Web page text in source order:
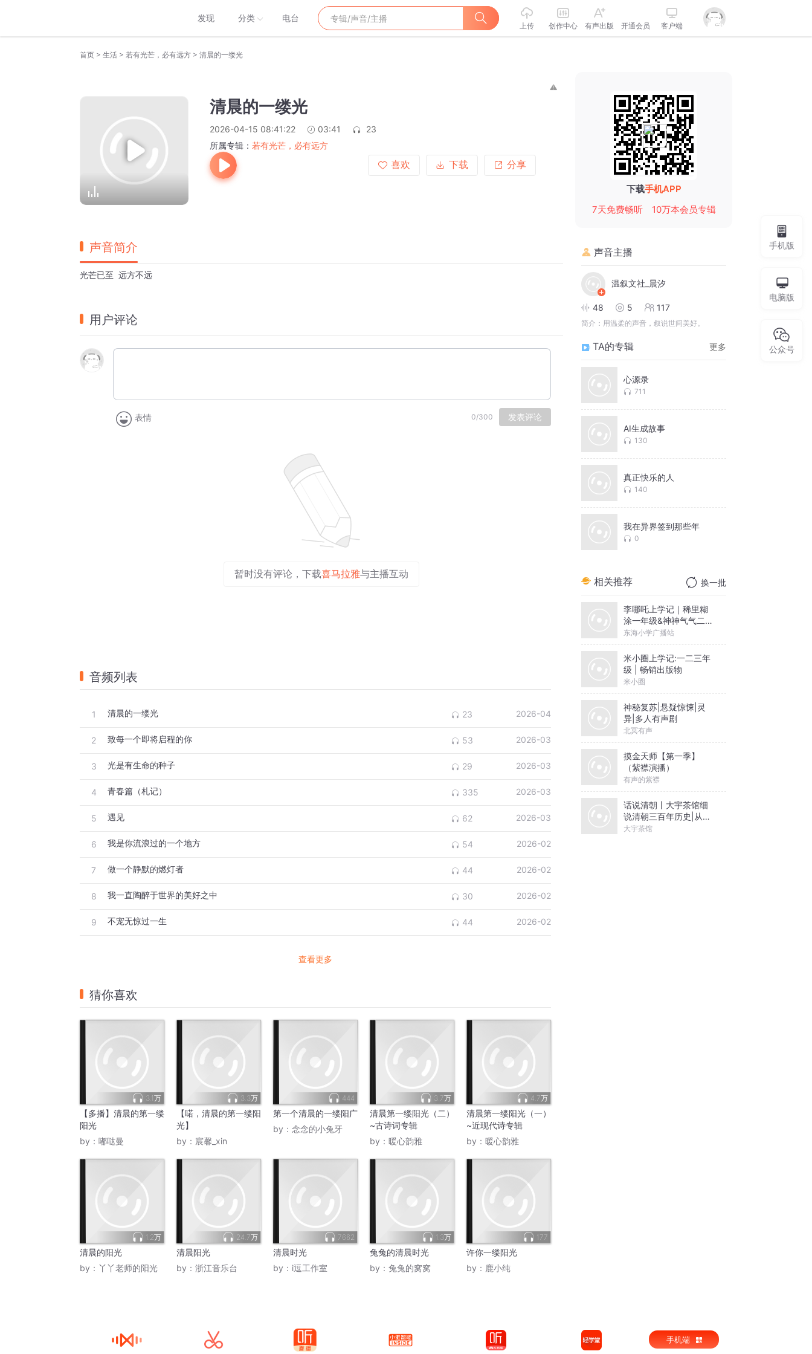
发现 分类 电台
上传 创作中心 有声出版 开通会员 客户端
首页 > 生活 > 若有光芒，必有远方 > 清晨的一缕光
清晨的一缕光
2026-04-15 08:41:22 03:41
23
所属专辑： 若有光芒，必有远方
喜欢
下载 分享
声音简介
光芒已至  远方不远
用户评论
表情 0/300 发表评论
暂时没有评论，下载喜马拉雅与主播互动
音频列表
1 清晨的一缕光 23 2026-04
2 致每一个即将启程的你 53 2026-03
3 光是有生命的种子 29 2026-03
4 青春篇（札记） 335 2026-03
5 遇见 62 2026-03
6 我是你流浪过的一个地方 54 2026-02
7 做一个静默的燃灯者 44 2026-02
8 我一直陶醉于世界的美好之中 30 2026-02
9 不宠无惊过一生 44 2026-02
查看更多
猜你喜欢
3.1万
【多播】清晨的第一缕
阳光
by： 嘟哒曼
3.3万
【喏，清晨的第一缕阳
光】
by： 宸馨_xin
444
第一个清晨的一缕阳广
by： 念念的小兔牙
3.7万
清晨第一缕阳光（二）
~古诗词专辑
by： 暖心韵雅
4.7万
清晨第一缕阳光（一）
~近现代诗专辑
by： 暖心韵雅
1.2万
清晨的阳光
by： 丫丫老师的阳光
24.7万
清晨阳光
by： 浙江音乐台
7662
清晨时光
by： i逗工作室
1.3万
兔兔的清晨时光
by： 兔兔的窝窝
177
许你一缕阳光
by： 鹿小纯
下载手机APP
7天免费畅听
10万本会员专辑
声音主播
温叙文社_晨汐
48 5 117
简介： 用温柔的声音，叙说世间美好。
TA的专辑 更多
心源录
711
AI生成故事
130
真正快乐的人
140
我在异界签到那些年
0
相关推荐 换一批
李哪吒上学记｜稀里糊
涂一年级&神神气气二年
级
东海小学广播站
米小圈上学记:一二三年
级 | 畅销出版物
米小圈
神秘复苏|悬疑惊悚|灵
异|多人有声剧
北冥有声
摸金天师【第一季】
（紫襟演播）
有声的紫襟
话说清朝丨大宇茶馆细
说清朝三百年历史|从努
尔哈赤到末代皇帝溥仪|
大宇茶馆
手机版
电脑版
公众号
手机端